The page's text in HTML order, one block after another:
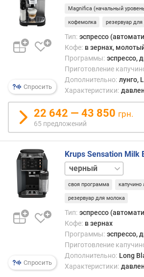
а
д
л
я
в
а
а
и
я
(
м
)
д
л
к
а
Спросить
Magnifica (начальный
кофемолка резервуар
Тип: эспрессо
Кофе: в зернах,
Программы: эспрессо,
Приготовление
Дополнительно: лунго,
Характеристики:
22 642 — 43 850 грн.
65 предложений
Спросить
Krups Sensation Milk
графит
своя программа капучино
резервуар для молока
Тип: эспрессо
Кофе: в зернах
Программы: эспрессо,
Приготовление
Дополнительно: Long
Характеристики: